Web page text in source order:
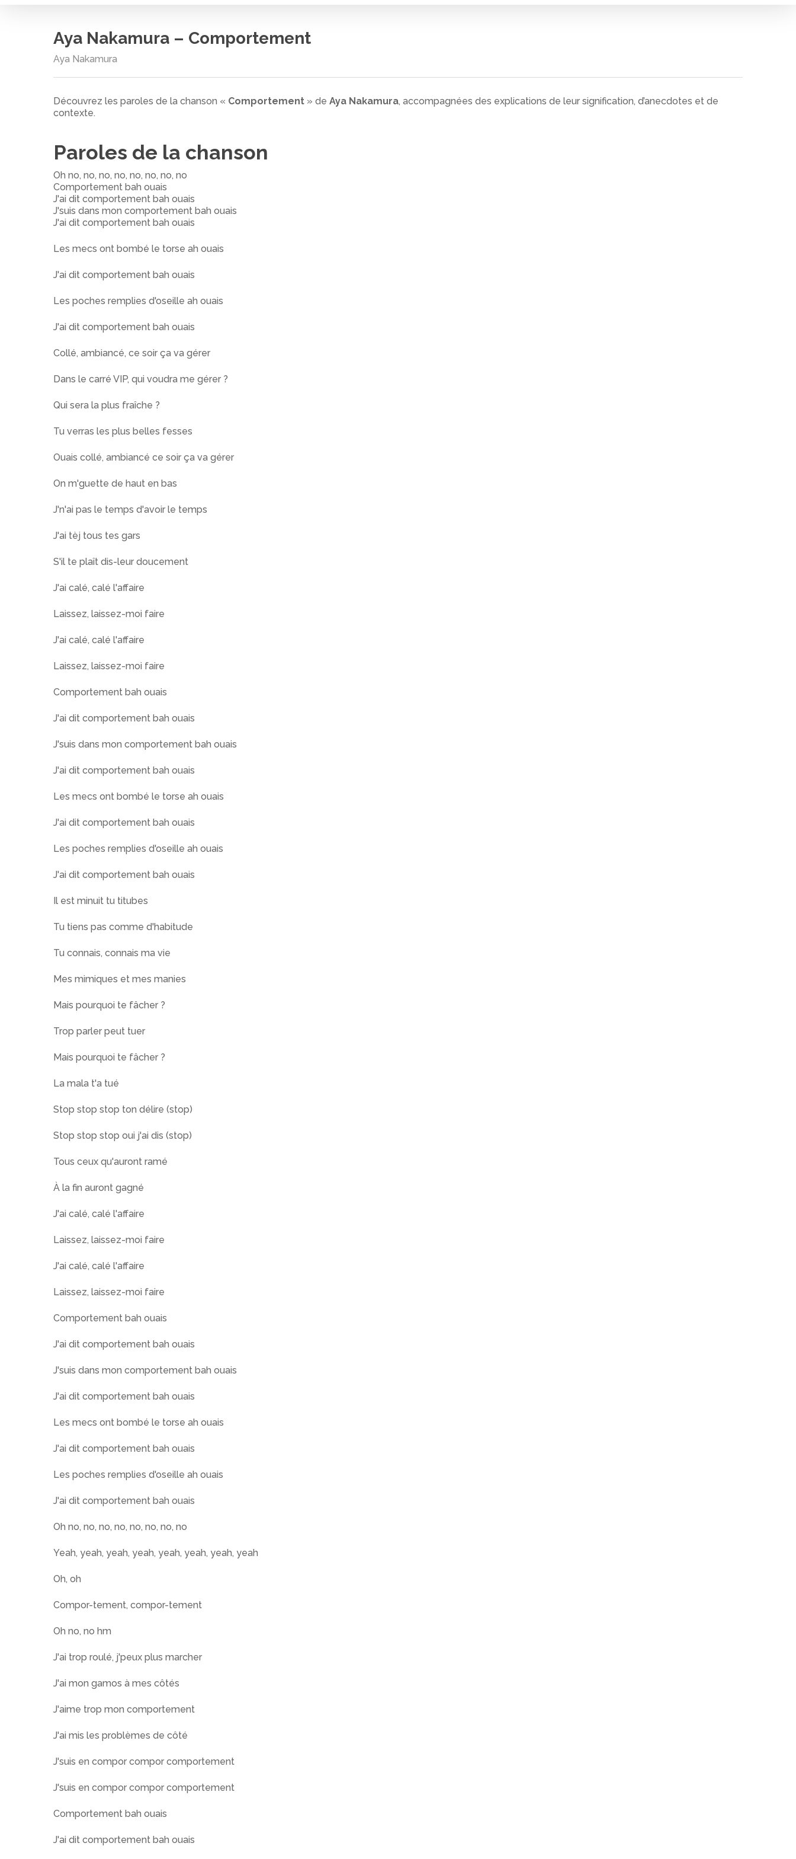
Aya Nakamura – Comportement
Aya Nakamura
Découvrez les paroles de la chanson « Comportement » de Aya Nakamura, accompagnées des explications de leur signification, d’anecdotes et de
contexte.
Paroles de la chanson
Oh no, no, no, no, no, no, no, no
Comportement bah ouais
J'ai dit comportement bah ouais
J'suis dans mon comportement bah ouais
J'ai dit comportement bah ouais
Les mecs ont bombé le torse ah ouais
J'ai dit comportement bah ouais
Les poches remplies d'oseille ah ouais
J'ai dit comportement bah ouais
Collé, ambiancé, ce soir ça va gérer
Dans le carré VIP, qui voudra me gérer ?
Qui sera la plus fraîche ?
Tu verras les plus belles fesses
Ouais collé, ambiancé ce soir ça va gérer
On m'guette de haut en bas
J'n'ai pas le temps d'avoir le temps
J'ai tèj tous tes gars
S'il te plaît dis-leur doucement
J'ai calé, calé l'affaire
Laissez, laissez-moi faire
J'ai calé, calé l'affaire
Laissez, laissez-moi faire
Comportement bah ouais
J'ai dit comportement bah ouais
J'suis dans mon comportement bah ouais
J'ai dit comportement bah ouais
Les mecs ont bombé le torse ah ouais
J'ai dit comportement bah ouais
Les poches remplies d'oseille ah ouais
J'ai dit comportement bah ouais
Il est minuit tu titubes
Tu tiens pas comme d'habitude
Tu connais, connais ma vie
Mes mimiques et mes manies
Mais pourquoi te fâcher ?
Trop parler peut tuer
Mais pourquoi te fâcher ?
La mala t'a tué
Stop stop stop ton délire (stop)
Stop stop stop oui j'ai dis (stop)
Tous ceux qu'auront ramé
À la fin auront gagné
J'ai calé, calé l'affaire
Laissez, laissez-moi faire
J'ai calé, calé l'affaire
Laissez, laissez-moi faire
Comportement bah ouais
J'ai dit comportement bah ouais
J'suis dans mon comportement bah ouais
J'ai dit comportement bah ouais
Les mecs ont bombé le torse ah ouais
J'ai dit comportement bah ouais
Les poches remplies d'oseille ah ouais
J'ai dit comportement bah ouais
Oh no, no, no, no, no, no, no, no
Yeah, yeah, yeah, yeah, yeah, yeah, yeah, yeah
Oh, oh
Compor-tement, compor-tement
Oh no, no hm
J'ai trop roulé, j'peux plus marcher
J'ai mon gamos à mes côtés
J'aime trop mon comportement
J'ai mis les problèmes de côté
J'suis en compor compor comportement
J'suis en compor compor comportement
Comportement bah ouais
J'ai dit comportement bah ouais